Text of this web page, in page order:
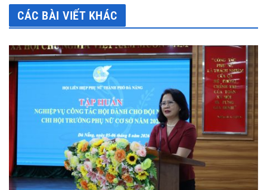
CÁC BÀI VIẾT KHÁC